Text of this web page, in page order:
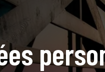
NOTRE DÉMARCHE
NOS RÉFÉRENCES CLIENTS
NOTRE